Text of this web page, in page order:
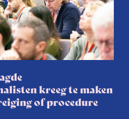
kreeg te maken
of procedure